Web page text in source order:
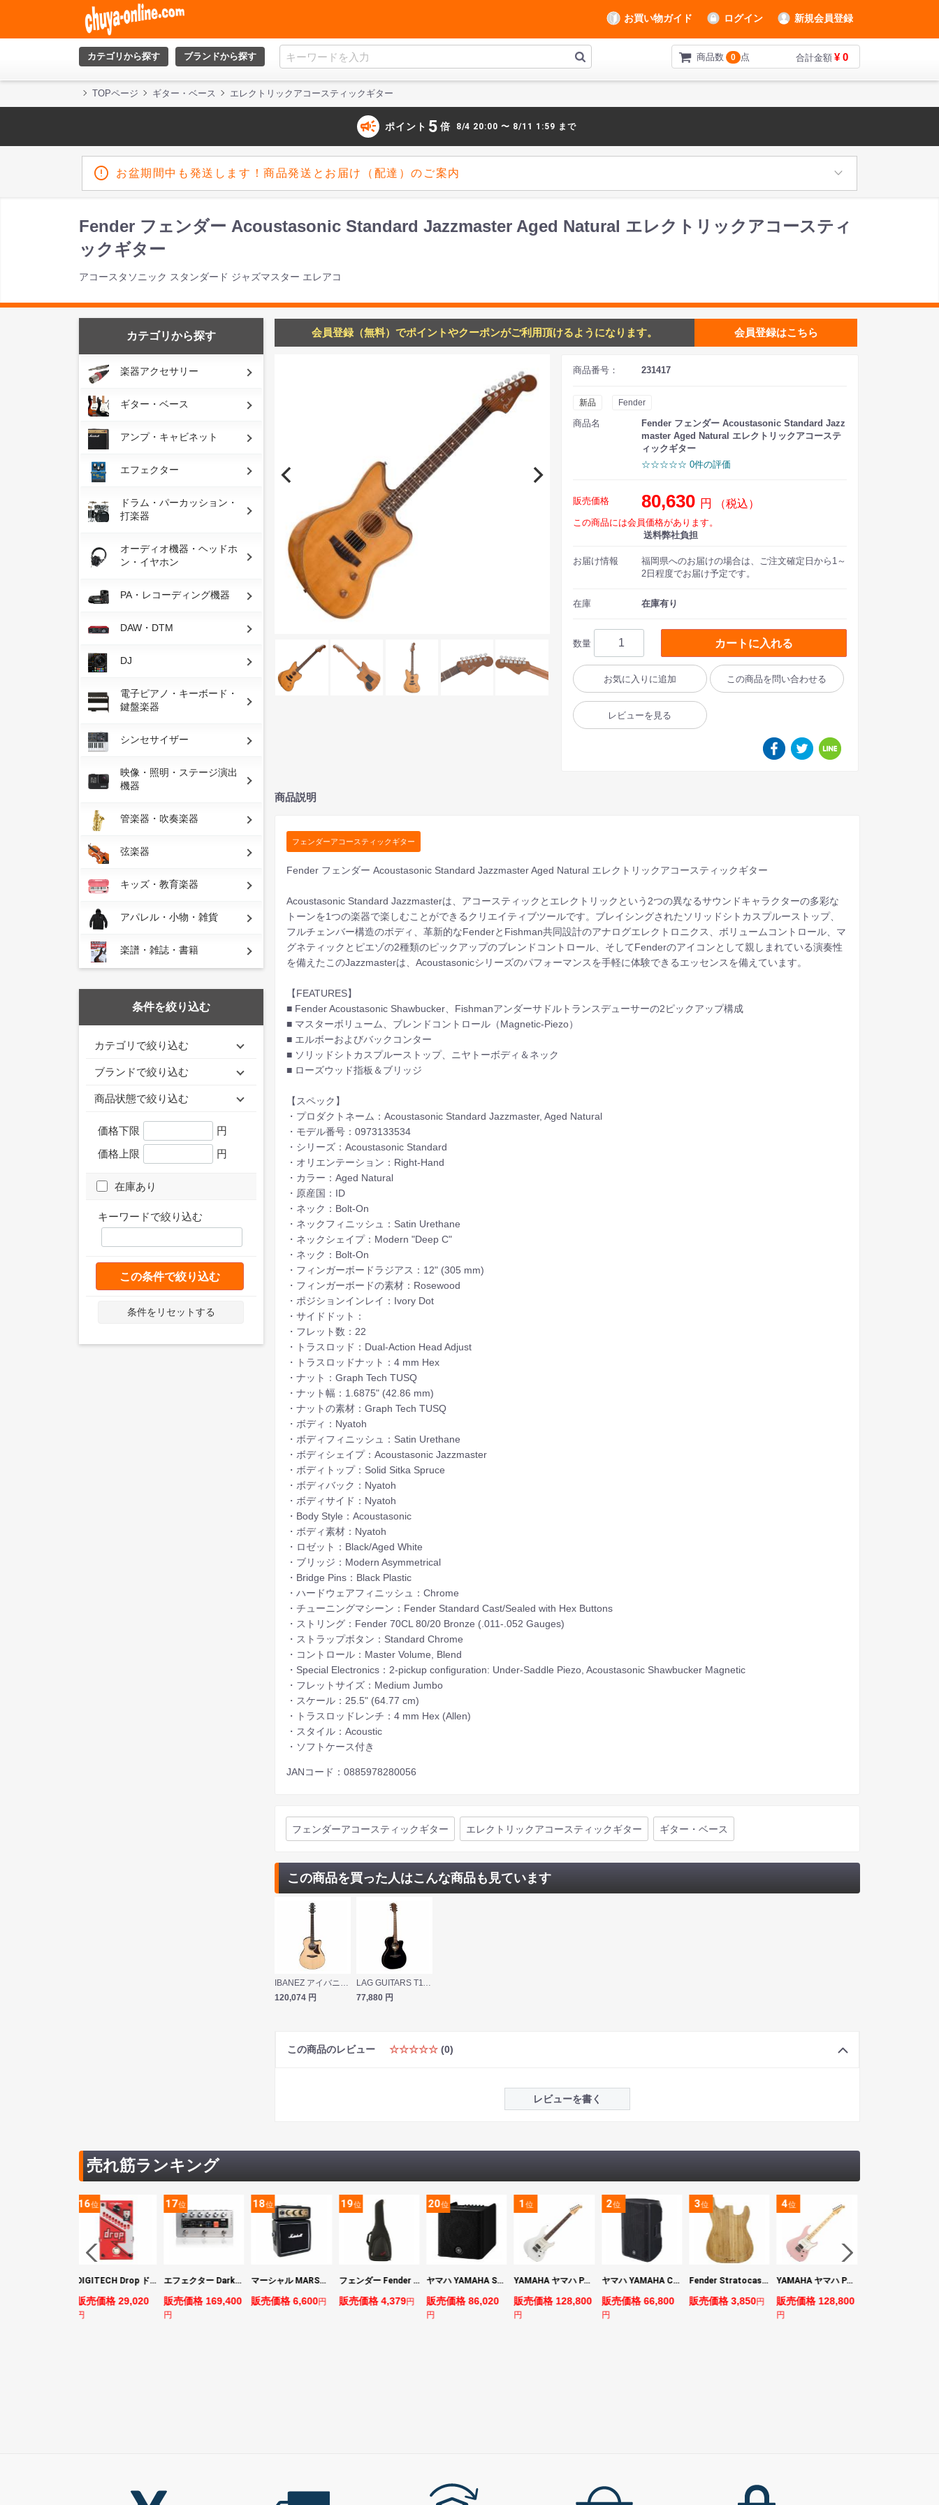
お買い物ガイド ログイン 新規会員登録
カテゴリから探す ブランドから探す 商品数 0 点 合計金額 ¥ 0
TOPページ ギター・ベース エレクトリックアコースティックギター
campaign ポイント 5 倍 8/4 20:00 〜 8/11 1:59 まで
お盆期間中も発送します！商品発送とお届け（配達）のご案内
Fender フェンダー Acoustasonic Standard Jazzmaster Aged Natural エレクトリックアコースティ
ックギター
アコースタソニック スタンダード ジャズマスター エレアコ
カテゴリから探す
楽器アクセサリー
ギター・ベース
アンプ・キャビネット
エフェクター
ドラム・パーカッション・
打楽器
オーディオ機器・ヘッドホ
ン・イヤホン
PA・レコーディング機器
DAW・DTM
DJ
電子ピアノ・キーボード・
鍵盤楽器
シンセサイザー
映像・照明・ステージ演出
機器
管楽器・吹奏楽器
弦楽器
キッズ・教育楽器
アパレル・小物・雑貨
楽譜・雑誌・書籍
条件を絞り込む
カテゴリで絞り込む
ブランドで絞り込む
商品状態で絞り込む
価格下限
円
価格上限
円
在庫あり
キーワードで絞り込む
この条件で絞り込む
条件をリセットする
会員登録（無料）でポイントやクーポンがご利用頂けるようになります。 会員登録はこちら
商品番号： 231417
新品 Fender
商品名
Fender フェンダー Acoustasonic Standard Jazz
master Aged Natural エレクトリックアコーステ
ィックギター
☆☆☆☆☆ 0件の評価
販売価格 80,630 円 （税込）
この商品には会員価格があります。
送料弊社負担
お届け情報
福岡県へのお届けの場合は、ご注文確定日から1～
2日程度でお届け予定です。
在庫 在庫有り
数量 カートに入れる
お気に入りに追加 この商品を問い合わせる
レビューを見る
商品説明
フェンダーアコースティックギター
Fender フェンダー Acoustasonic Standard Jazzmaster Aged Natural エレクトリックアコースティックギター
Acoustasonic Standard Jazzmasterは、アコースティックとエレクトリックという2つの異なるサウンドキャラクターの多彩な
トーンを1つの楽器で楽しむことができるクリエイティブツールです。ブレイシングされたソリッドシトカスプルーストップ、
フルチェンバー構造のボディ、革新的なFenderとFishman共同設計のアナログエレクトロニクス、ボリュームコントロール、マ
グネティックとピエゾの2種類のピックアップのブレンドコントロール、そしてFenderのアイコンとして親しまれている演奏性
を備えたこのJazzmasterは、Acoustasonicシリーズのパフォーマンスを手軽に体験できるエッセンスを備えています。
【FEATURES】
■ Fender Acoustasonic Shawbucker、Fishmanアンダーサドルトランスデューサーの2ピックアップ構成
■ マスターボリューム、ブレンドコントロール（Magnetic-Piezo）
■ エルボーおよびバックコンター
■ ソリッドシトカスプルーストップ、ニヤトーボディ＆ネック
■ ローズウッド指板＆ブリッジ
【スペック】
・プロダクトネーム：Acoustasonic Standard Jazzmaster, Aged Natural
・モデル番号：0973133534
・シリーズ：Acoustasonic Standard
・オリエンテーション：Right-Hand
・カラー：Aged Natural
・原産国：ID
・ネック：Bolt-On
・ネックフィニッシュ：Satin Urethane
・ネックシェイプ：Modern "Deep C"
・ネック：Bolt-On
・フィンガーボードラジアス：12" (305 mm)
・フィンガーボードの素材：Rosewood
・ポジションインレイ：Ivory Dot
・サイドドット：
・フレット数：22
・トラスロッド：Dual-Action Head Adjust
・トラスロッドナット：4 mm Hex
・ナット：Graph Tech TUSQ
・ナット幅：1.6875" (42.86 mm)
・ナットの素材：Graph Tech TUSQ
・ボディ：Nyatoh
・ボディフィニッシュ：Satin Urethane
・ボディシェイプ：Acoustasonic Jazzmaster
・ボディトップ：Solid Sitka Spruce
・ボディバック：Nyatoh
・ボディサイド：Nyatoh
・Body Style：Acoustasonic
・ボディ素材：Nyatoh
・ロゼット：Black/Aged White
・ブリッジ：Modern Asymmetrical
・Bridge Pins：Black Plastic
・ハードウェアフィニッシュ：Chrome
・チューニングマシーン：Fender Standard Cast/Sealed with Hex Buttons
・ストリング：Fender 70CL 80/20 Bronze (.011-.052 Gauges)
・ストラップボタン：Standard Chrome
・コントロール：Master Volume, Blend
・Special Electronics：2-pickup configuration: Under-Saddle Piezo, Acoustasonic Shawbucker Magnetic
・フレットサイズ：Medium Jumbo
・スケール：25.5" (64.77 cm)
・トラスロッドレンチ：4 mm Hex (Allen)
・スタイル：Acoustic
・ソフトケース付き
JANコード：0885978280056
フェンダーアコースティックギター エレクトリックアコースティックギター ギター・ベース
この商品を買った人はこんな商品も見ています
IBANEZ アイバニーズ AAM380CE-NT エレクトリックアコースティックギター
120,074 円
LAG GUITARS T118ASCE-BLK エレクトリックアコースティックギター
77,880 円
この商品のレビュー ☆☆☆☆☆ (0)
レビューを書く
売れ筋ランキング
16位
DIGITECH Drop ドロップ・リチューニング・エフェクト
販売価格 29,020
円
17位
エフェクター Darkglass Electronics Anagram ベースエフェクター プリアンプ ダークグラス アナグラム
販売価格 169,400
円
18位
マーシャル MARSHALL MS2 Mighty Mini 小型ギターアンプ
販売価格 6,600円
19位
フェンダー Fender FE610 Electric Guitar Gig Bag Black エレキギター用ギグバッグ
販売価格 4,379円
20位
ヤマハ YAMAHA STAGEPAS 200 バッテリー非搭載モデル ポータブルPAシステム
販売価格 86,020
円
1位
YAMAHA ヤマハ PACS+12 SWH Pacifica Standard Plus パシフィカスタンダードプラス エレキギター
販売価格 128,800
円
2位
ヤマハ YAMAHA CBR15 ラウドスピーカー
販売価格 66,800
円
3位
Fender Stratocaster Cutting Board カッティングボード（まな板）
販売価格 3,850円
4位
YAMAHA ヤマハ PACS+12M ASP Pacifica Standard Plus パシフィカスタンダードプラス エレキギター
販売価格 128,800
円